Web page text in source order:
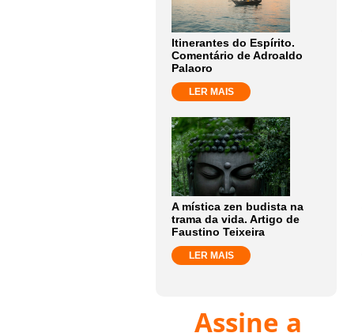
Itinerantes do Espírito.
Comentário de Adroaldo
Palaoro
LER MAIS
A mística zen budista na
trama da vida. Artigo de
Faustino Teixeira
LER MAIS
Assine a